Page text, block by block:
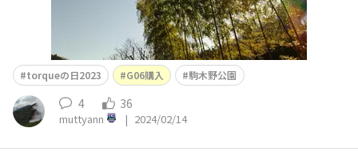
torqueの日2023 G06購入 駒木野公園
4 36
muttyann | 2024/02/14